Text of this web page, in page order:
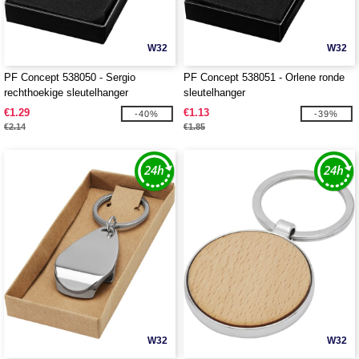
W32
PF Concept 538050 - Sergio
rechthoekige sleutelhanger
€1.29
€2.14
-40%
W32
PF Concept 538051 - Orlene ronde
sleutelhanger
€1.13
€1.85
-39%
W32 W32